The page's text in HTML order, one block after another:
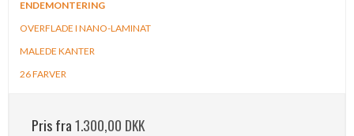
ENDEMONTERING
OVERFLADE I NANO-LAMINAT
MALEDE KANTER
26 FARVER
Pris fra1.300,00 DKK